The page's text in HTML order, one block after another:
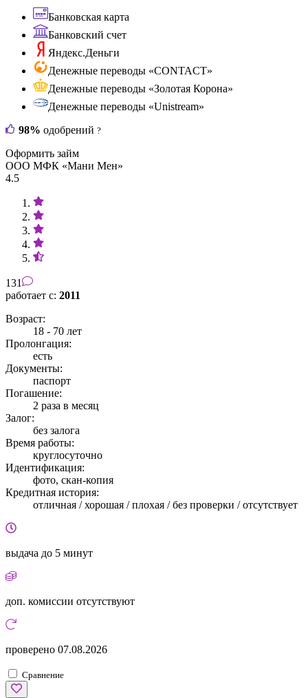
Банковская карта
Банковский счет
Яндекс.Деньги
Денежные переводы «CONTACT»
Денежные переводы «Золотая Корона»
Денежные переводы «Unistream»
98% одобрений ?
Оформить займ
ООО МФК «Мани Мен»
4.5
131
работает с: 2011
Возраст:
18 - 70 лет
Пролонгация:
есть
Документы:
паспорт
Погашение:
2 раза в месяц
Залог:
без залога
Время работы:
круглосуточно
Идентификация:
фото, скан-копия
Кредитная история:
отличная / хорошая / плохая / без проверки / отсутствует
выдача до 5 минут
доп. комиссии отсутствуют
проверено 07.08.2026
Сравнение